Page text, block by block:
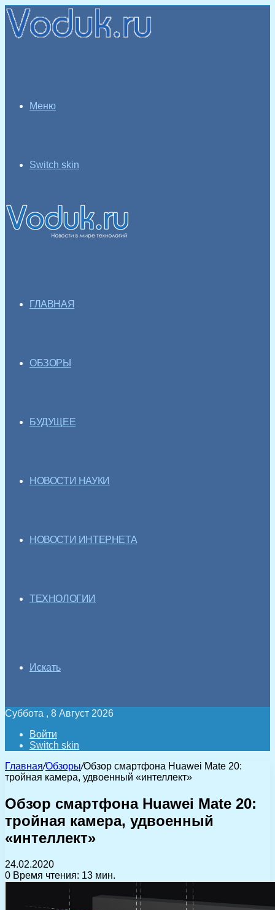
Меню
Switch skin
ГЛАВНАЯ
ОБЗОРЫ
БУДУЩЕЕ
НОВОСТИ НАУКИ
НОВОСТИ ИНТЕРНЕТА
ТЕХНОЛОГИИ
Искать
Суббота , 8 Август 2026
Войти
Switch skin
Главная/Обзоры/Обзор смартфона Huawei Mate 20:
тройная камера, удвоенный «интеллект»
Обзор смартфона Huawei Mate 20:
тройная камера, удвоенный
«интеллект»
24.02.2020
0 Время чтения: 13 мин.